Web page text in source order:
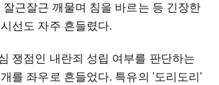
잘근잘근 깨물며 침을 바르는 등 긴장한
선도 자주 흔들렸다.
쟁점인 내란죄 성립 여부를 판단하는
를 좌우로 흔들었다. 특유의 '도리도리'